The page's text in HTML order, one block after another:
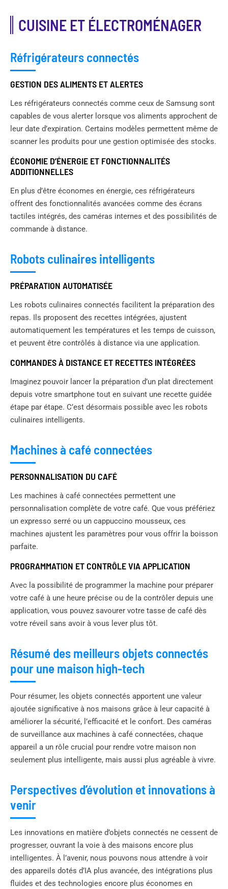
CUISINE ET ÉLECTROMÉNAGER
Réfrigérateurs connectés
GESTION DES ALIMENTS ET ALERTES
Les réfrigérateurs connectés comme ceux de Samsung sont
capables de vous alerter lorsque vos aliments approchent de
leur date d’expiration. Certains modèles permettent même de
scanner les produits pour une gestion optimisée des stocks.
ÉCONOMIE D’ÉNERGIE ET FONCTIONNALITÉS
ADDITIONNELLES
En plus d’être économes en énergie, ces réfrigérateurs
offrent des fonctionnalités avancées comme des écrans
tactiles intégrés, des caméras internes et des possibilités de
commande à distance.
Robots culinaires intelligents
PRÉPARATION AUTOMATISÉE
Les robots culinaires connectés facilitent la préparation des
repas. Ils proposent des recettes intégrées, ajustent
automatiquement les températures et les temps de cuisson,
et peuvent être contrôlés à distance via une application.
COMMANDES À DISTANCE ET RECETTES INTÉGRÉES
Imaginez pouvoir lancer la préparation d’un plat directement
depuis votre smartphone tout en suivant une recette guidée
étape par étape. C’est désormais possible avec les robots
culinaires intelligents.
Machines à café connectées
PERSONNALISATION DU CAFÉ
Les machines à café connectées permettent une
personnalisation complète de votre café. Que vous préfériez
un expresso serré ou un cappuccino mousseux, ces
machines ajustent les paramètres pour vous offrir la boisson
parfaite.
PROGRAMMATION ET CONTRÔLE VIA APPLICATION
Avec la possibilité de programmer la machine pour préparer
votre café à une heure précise ou de la contrôler depuis une
application, vous pouvez savourer votre tasse de café dès
votre réveil sans avoir à vous lever plus tôt.
Résumé des meilleurs objets connectés
pour une maison high-tech
Pour résumer, les objets connectés apportent une valeur
ajoutée significative à nos maisons grâce à leur capacité à
améliorer la sécurité, l’efficacité et le confort. Des caméras
de surveillance aux machines à café connectées, chaque
appareil a un rôle crucial pour rendre votre maison non
seulement plus intelligente, mais aussi plus agréable à vivre.
Perspectives d’évolution et innovations à
venir
Les innovations en matière d’objets connectés ne cessent de
progresser, ouvrant la voie à des maisons encore plus
intelligentes. À l’avenir, nous pouvons nous attendre à voir
des appareils dotés d’IA plus avancée, des intégrations plus
fluides et des technologies encore plus économes en